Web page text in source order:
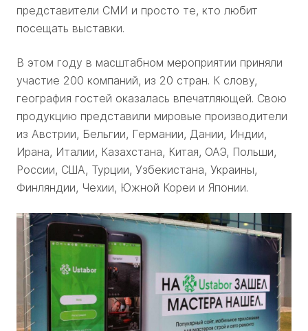
представители СМИ и просто те, кто любит
посещать выставки.
В этом году в масштабном мероприятии приняли
участие 200 компаний, из 20 стран. К слову,
география гостей оказалась впечатляющей. Свою
продукцию представили мировые производители
из Австрии, Бельгии, Германии, Дании, Индии,
Ирана, Италии, Казахстана, Китая, ОАЭ, Польши,
России, США, Турции, Узбекистана, Украины,
Финляндии, Чехии, Южной Кореи и Японии.